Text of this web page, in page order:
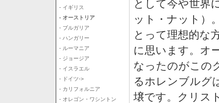
- イギリス
- オーストリア
- ブルガリア
- ハンガリー
- ルーマニア
- ジョージア
- イスラエル
- ドイツ->
- カリフォルニア
- オレゴン・ワシントン
として今や世界
ット・ナット）
とって理想的な
に思います。オ
なったのがこの
るホレンブルグ
壌です。クリス